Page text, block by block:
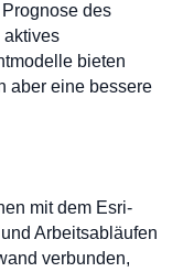
des
aktives
bieten
aber eine bessere
mit dem Esri-
Arbeitsabläufen
verbunden,